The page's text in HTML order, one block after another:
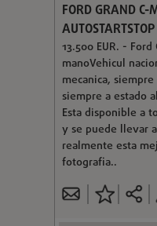
FORD GRAND C-
13.500 EUR. -
manoVehicul
mecanica,
siempre a estado
Esta disponible a
y se puede llevar
realmente esta
fotografia..